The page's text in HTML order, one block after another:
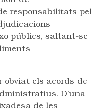
responsabilitats pel
públics, saltant-se
obviat els acords de
D’una
de les